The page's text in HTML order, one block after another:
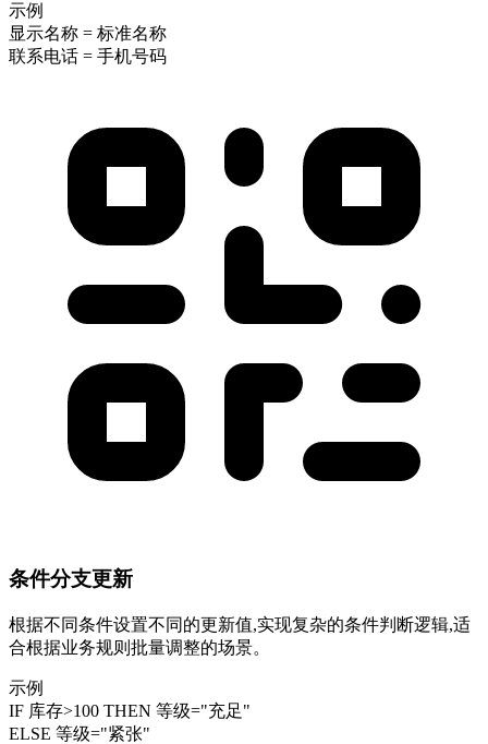
示例
显示名称 = 标准名称
联系电话 = 手机号码
条件分支更新
根据不同条件设置不同的更新值,实现复杂的条件判断逻辑,适
合根据业务规则批量调整的场景。
示例
IF 库存>100 THEN 等级="充足"
ELSE 等级="紧张"